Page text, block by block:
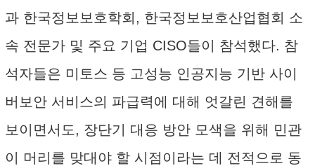
과 한국정보보호학회, 한국정보보호산업협회 소
속 전문가 및 주요 기업 CISO들이 참석했다. 참
석자들은 미토스 등 고성능 인공지능 기반 사이
버보안 서비스의 파급력에 대해 엇갈린 견해를
보이면서도, 장단기 대응 방안 모색을 위해 민관
이 머리를 맞대야 할 시점이라는 데 전적으로 동